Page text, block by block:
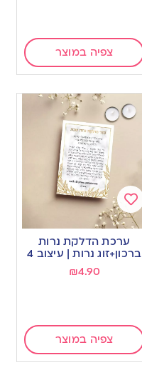
צפיה במוצר
Add
wishlist
ערכת הדלקת נרות
ברכון+זוג נרות | עיצוב 4
₪4.90
צפיה במוצר